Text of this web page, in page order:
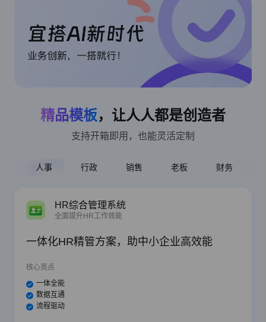
精品模板，让人人都是创造者
支持开箱即用，也能灵活定制
人事 行政 销售 老板 财务
HR综合管理系统
全面提升HR工作效能
一体化HR精管方案，助中小企业高效能
核心亮点
一体全能
数据互通
流程驱动